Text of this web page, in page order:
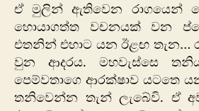
ඒ මුලින් ඇතිවෙන රාගයෙන්
හොයාගත්ත වචනයක් වන
එතනින් එහාට යන ඊළඟ තැන…
වුන ආදරය. මහවැස්සෙ
පෙම්වතාගෙ ආරක්ෂාව යටතෙ
තනිවෙන්න තැන් ලැබේවි. ඒ